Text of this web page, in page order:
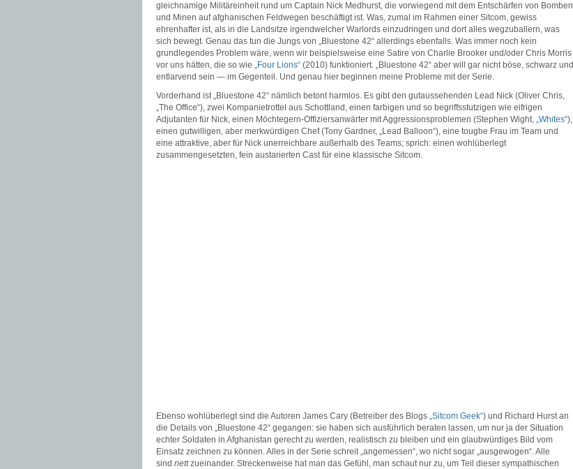
gleichnamige Militäreinheit rund um Captain Nick Medhurst, die vorwiegend mit dem Entschärfen von Bomben
und Minen auf afghanischen Feldwegen beschäftigt ist. Was, zumal im Rahmen einer Sitcom, gewiss
ehrenhafter ist, als in die Landsitze irgendwelcher Warlords einzudringen und dort alles wegzuballern, was
sich bewegt. Genau das tun die Jungs von „Bluestone 42“ allerdings ebenfalls. Was immer noch kein
grundlegendes Problem wäre, wenn wir beispielsweise eine Satire von Charlie Brooker und/oder Chris Morris
vor uns hätten, die so wie „Four Lions“ (2010) funktioniert. „Bluestone 42“ aber will gar nicht böse, schwarz und
entlarvend sein — im Gegenteil. Und genau hier beginnen meine Probleme mit der Serie.
Vorderhand ist „Bluestone 42“ nämlich betont harmlos. Es gibt den gutaussehenden Lead Nick (Oliver Chris,
„The Office“), zwei Kompanietrottel aus Schottland, einen farbigen und so begriffsstutzigen wie eifrigen
Adjutanten für Nick, einen Möchtegern-Offiziersanwärter mit Aggressionsproblemen (Stephen Wight, „Whites“),
einen gutwilligen, aber merkwürdigen Chef (Tony Gardner, „Lead Balloon“), eine toughe Frau im Team und
eine attraktive, aber für Nick unerreichbare außerhalb des Teams; sprich: einen wohlüberlegt
zusammengesetzten, fein austarierten Cast für eine klassische Sitcom.
Ebenso wohlüberlegt sind die Autoren James Cary (Betreiber des Blogs „Sitcom Geek“) und Richard Hurst an
die Details von „Bluestone 42“ gegangen: sie haben sich ausführlich beraten lassen, um nur ja der Situation
echter Soldaten in Afghanistan gerecht zu werden, realistisch zu bleiben und ein glaubwürdiges Bild vom
Einsatz zeichnen zu können. Alles in der Serie schreit „angemessen“, wo nicht sogar „ausgewogen“. Alle
sind nettzueinander. Streckenweise hat man das Gefühl, man schaut nur zu, um Teil dieser sympathischen